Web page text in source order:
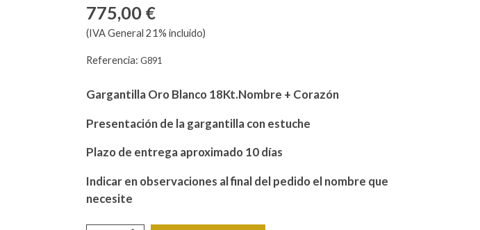
775,00 €
(IVA General 21% incluido)
Referencia:G891
Gargantilla Oro Blanco 18Kt.Nombre + Corazón
Presentación de la gargantilla con estuche
Plazo de entrega aproximado 10 días
Indicar en observaciones al final del pedido el nombre que
necesite